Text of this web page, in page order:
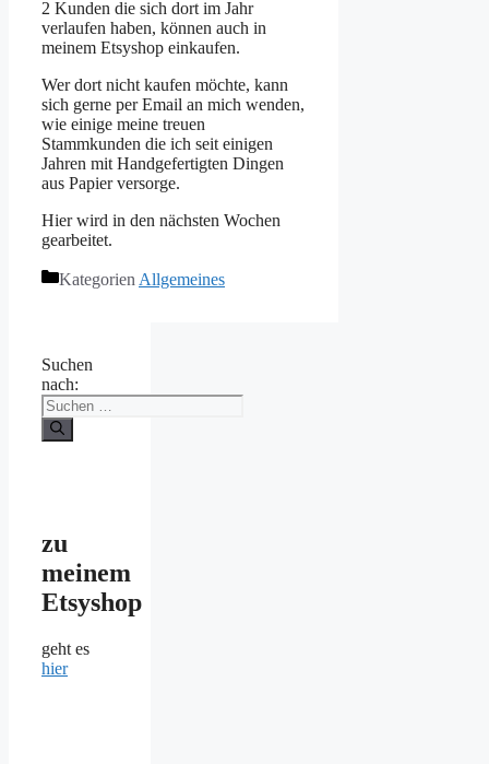
2 Kunden die sich dort im Jahr
verlaufen haben, können auch in
meinem Etsyshop einkaufen.
Wer dort nicht kaufen möchte, kann
sich gerne per Email an mich wenden,
wie einige meine treuen
Stammkunden die ich seit einigen
Jahren mit Handgefertigten Dingen
aus Papier versorge.
Hier wird in den nächsten Wochen
gearbeitet.
Kategorien Allgemeines
Suchen
nach:
zu
meinem
Etsyshop
geht es
hier